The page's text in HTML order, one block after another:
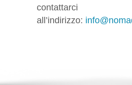
contattarci
all’indirizzo: